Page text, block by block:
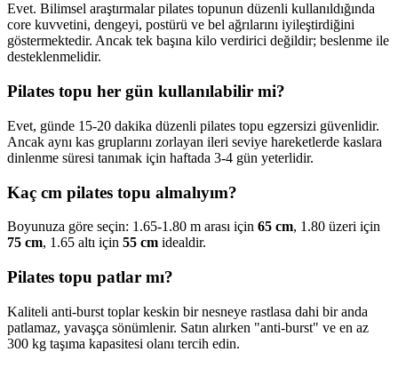
Evet. Bilimsel araştırmalar pilates topunun düzenli kullanıldığında
core kuvvetini, dengeyi, postürü ve bel ağrılarını iyileştirdiğini
göstermektedir. Ancak tek başına kilo verdirici değildir; beslenme ile
desteklenmelidir.
Pilates topu her gün kullanılabilir mi?
Evet, günde 15-20 dakika düzenli pilates topu egzersizi güvenlidir.
Ancak aynı kas gruplarını zorlayan ileri seviye hareketlerde kaslara
dinlenme süresi tanımak için haftada 3-4 gün yeterlidir.
Kaç cm pilates topu almalıyım?
Boyunuza göre seçin: 1.65-1.80 m arası için 65 cm, 1.80 üzeri için
75 cm, 1.65 altı için 55 cm idealdir.
Pilates topu patlar mı?
Kaliteli anti-burst toplar keskin bir nesneye rastlasa dahi bir anda
patlamaz, yavaşça sönümlenir. Satın alırken "anti-burst" ve en az
300 kg taşıma kapasitesi olanı tercih edin.